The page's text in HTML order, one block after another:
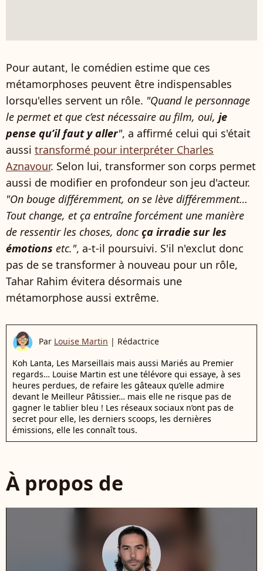
Pour autant, le comédien estime que ces
métamorphoses peuvent être indispensables
lorsqu'elles servent un rôle. "Quand le personnage
le permet et que c’est nécessaire au film, oui, je
pense qu’il faut y aller", a affirmé celui qui s'était
aussi transformé pour interpréter Charles
Aznavour. Selon lui, transformer son corps permet
aussi de modifier en profondeur son jeu d'acteur.
"On bouge différemment, on se lève différemment…
Tout change, et ça entraîne forcément une manière
de ressentir les choses, doncça irradie sur les
émotions etc.", a-t-il poursuivi. S'il n'exclut donc
pas de se transformer à nouveau pour un rôle,
Tahar Rahim évitera désormais une
métamorphose aussi extrême.
Par Louise Martin | Rédactrice
Koh Lanta, Les Marseillais mais aussi Mariés au Premier
regards… Louise Martin est une télévore qui essaye, à ses
heures perdues, de refaire les gâteaux qu’elle admire
devant le Meilleur Pâtissier… mais elle ne risque pas de
gagner le tablier bleu ! Les réseaux sociaux n’ont pas de
secret pour elle, les derniers scoops, les dernières
émissions, elle les connaît tous.
À propos de